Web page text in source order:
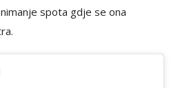
spota gdje se ona